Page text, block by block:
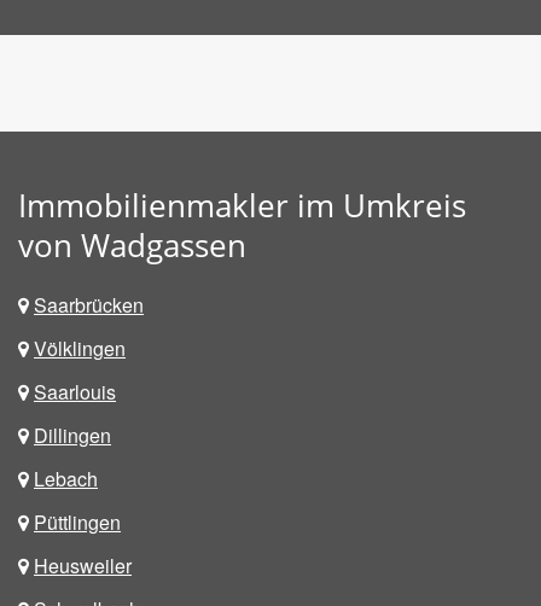
Immobilienmakler im Umkreis
von Wadgassen
Saarbrücken
Völklingen
Saarlouis
Dillingen
Lebach
Püttlingen
Heusweiler